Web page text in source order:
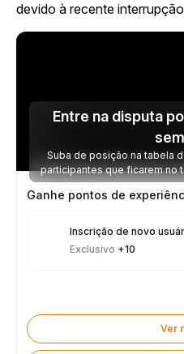
devido à recente
Entre na disputa
Suba de posição na tabela
participantes que ficarem no
prêmio de 2.500
Ganhe pontos de
Inscrição de novo
Exclusivo +10
Ver